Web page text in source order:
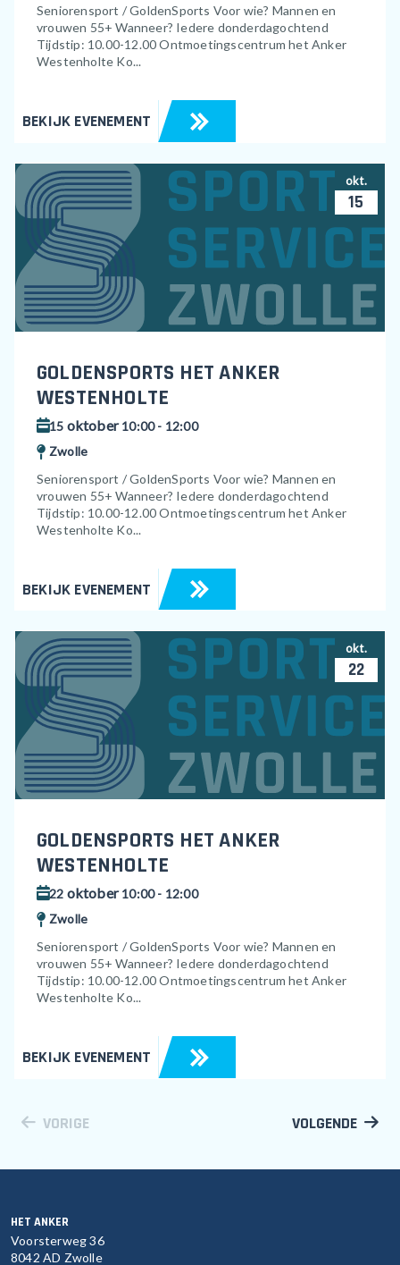
Seniorensport / GoldenSports Voor wie? Mannen en
vrouwen 55+ Wanneer? Iedere donderdagochtend
Tijdstip: 10.00-12.00 Ontmoetingscentrum het Anker
Westenholte Ko...
BEKIJK EVENEMENT
okt.
15
GOLDENSPORTS HET ANKER
WESTENHOLTE
15 oktober10:00 - 12:00
Zwolle
Seniorensport / GoldenSports Voor wie? Mannen en
vrouwen 55+ Wanneer? Iedere donderdagochtend
Tijdstip: 10.00-12.00 Ontmoetingscentrum het Anker
Westenholte Ko...
BEKIJK EVENEMENT
okt.
22
GOLDENSPORTS HET ANKER
WESTENHOLTE
22 oktober10:00 - 12:00
Zwolle
Seniorensport / GoldenSports Voor wie? Mannen en
vrouwen 55+ Wanneer? Iedere donderdagochtend
Tijdstip: 10.00-12.00 Ontmoetingscentrum het Anker
Westenholte Ko...
BEKIJK EVENEMENT
VORIGE VOLGENDE
HET ANKER
Voorsterweg 36
8042 AD Zwolle